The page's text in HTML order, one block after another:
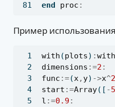
end
proc :
Пример
with (plots) :with
dimensions :=2 :
func :=(x, y) ->x^
start :=Array([ -5
l :=0.9 :